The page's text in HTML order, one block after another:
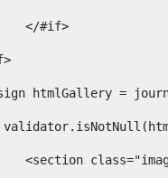
		</#if>
htmlGallery =
<section